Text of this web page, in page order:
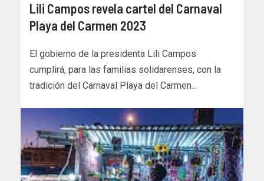
Lili Campos revela cartel del Carnaval
Playa del Carmen 2023
El gobierno de la presidenta Lili Campos
cumplirá, para las familias solidarenses, con la
tradición del Carnaval Playa del Carmen...